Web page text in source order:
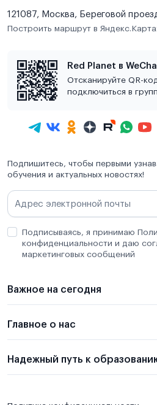
121087, Москва, Береговой
Построить маршрут в
Red Planet в
Отсканируйте QR-
подключиться в
Подпишитесь, чтобы первыми
обучения и актуальных новостях!
Подписываясь, я принимаю
конфиденциальности и даю
маркетинговых сообщений
Важное на сегодня
Главное о нас
Надежный путь к